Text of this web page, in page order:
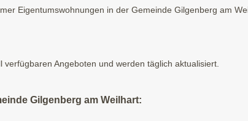
Eigentumswohnungen in der Gemeinde Gilgenberg am
Angeboten und werden täglich aktualisiert.
Gilgenberg am Weilhart: